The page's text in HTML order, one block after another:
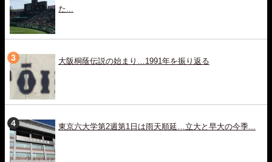
た...
大阪桐蔭伝説の始まり…1991年を振り返る
東京六大学第2週第1日は雨天順延…立大と早大の今季...